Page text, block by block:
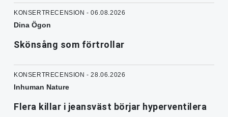
KONSERTRECENSION - 06.08.2026
Dina Ögon
Skönsång som förtrollar
KONSERTRECENSION - 28.06.2026
Inhuman Nature
Flera killar i jeansväst börjar hyperventilera